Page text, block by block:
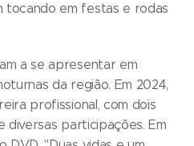
tocando em festas e rodas
a se apresentar em
da região. Em 2024,
profissional, com dois
diversas participações. Em